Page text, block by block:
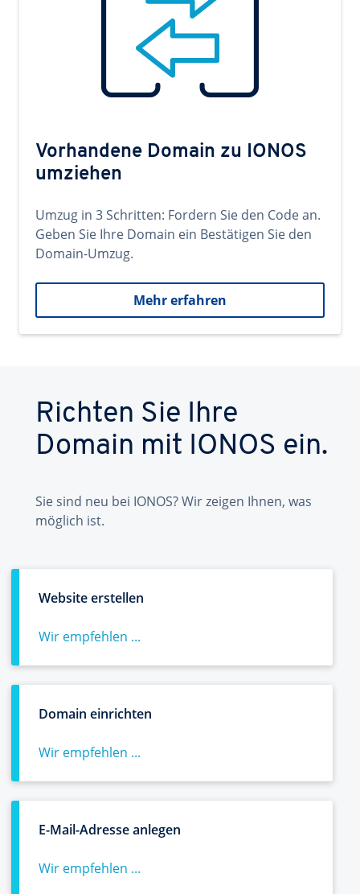
Vorhandene Domain zu IONOS
umziehen
Umzug in 3 Schritten: Fordern Sie den Code an.
Geben Sie Ihre Domain ein Bestätigen Sie den
Domain-Umzug.
Mehr erfahren
Richten Sie Ihre
Domain mit IONOS ein.
Sie sind neu bei IONOS? Wir zeigen Ihnen, was
möglich ist.
Website erstellen
Wir empfehlen ...
Domain einrichten
Wir empfehlen ...
E-Mail-Adresse anlegen
Wir empfehlen ...